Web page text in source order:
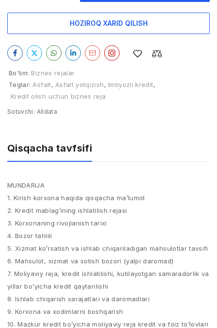
HOZIROQ XARID QILISH
Bo'lim: Biznes rejalar
Teglar: Asfalt, Asfalt yotqizish, Imtiyozli kredit,
Kredit olish uchun biznes reja
Sotuvchi: Alldata
Qisqacha tavfsifi
MUNDARIJA
1. Kirish korxona haqida qisqacha ma’lumot
2. Kredit mablag’ining ishlatilish rejasi
3. Korxonaning rivojlanish tarixi
4. Bozor tahlili
5. Xizmat ko’rsatish va ishlab chiqariladigan mahsulotlar tavsifi
6. Mahsulot, xizmat va sotish bozori (yalpi daromad)
7. Moliyaviy reja, kredit ishlatilishi, kutilayotgan samaradorlik va
yillar bo’yicha kredit qaytarilishi
8. Ishlab chiqarish xarajatlari va daromadlari
9. Korxona va xodimlarni boshqarish
10. Mazkur kredit bo’yicha moliyaviy reja kredit va foiz to’lovlari